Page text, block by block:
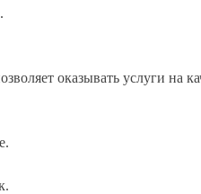
оказывать услуги на